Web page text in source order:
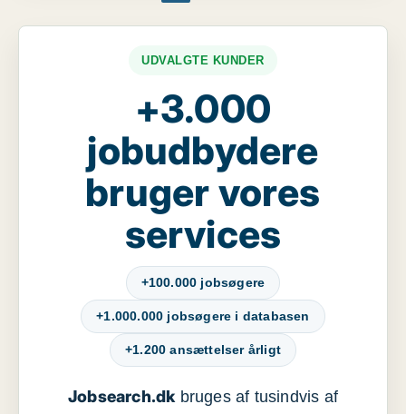
UDVALGTE KUNDER
+3.000
jobudbydere
bruger vores
services
+100.000 jobsøgere
+1.000.000 jobsøgere i databasen
+1.200 ansættelser årligt
Jobsearch.dkbruges af tusindvis af